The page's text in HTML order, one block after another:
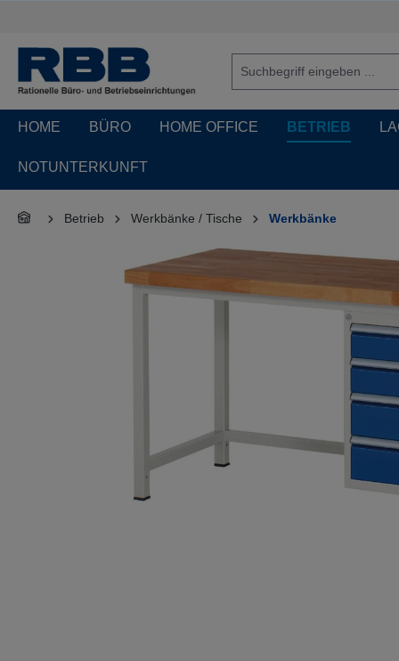
HOME BÜRO HOME OFFICE BETRIEB
NOTUNTERKUNFT
Betrieb Werkbänke / Tische Werkbänke